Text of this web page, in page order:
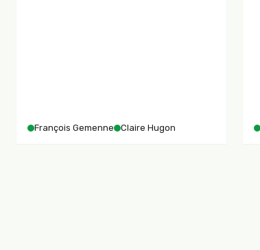
François Gemenne Claire Hugon